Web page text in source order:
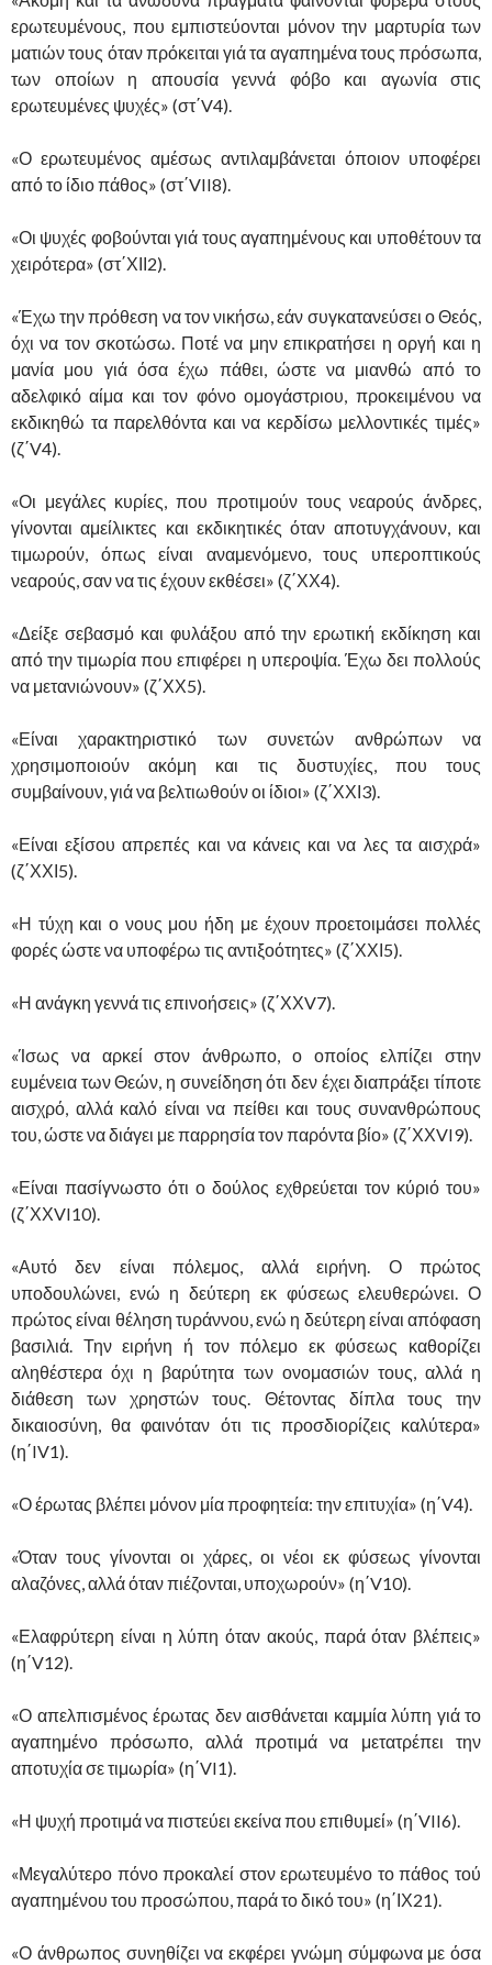
ερωτευμένους, που εμπιστεύονται μόνον την μαρτυρία των
ματιών τους όταν πρόκειται γιά τα αγαπημένα τους πρόσωπα,
των οποίων η απουσία γεννά φόβο και αγωνία στις
ερωτευμένες ψυχές» (στ΄V4).
«Ο ερωτευμένος αμέσως αντιλαμβάνεται όποιον υποφέρει
από το ίδιο πάθος» (στ΄VII8).
«Οι ψυχές φοβούνται γιά τους αγαπημένους και υποθέτουν τα
χειρότερα» (στ΄ΧΙΙ2).
«Έχω την πρόθεση να τον νικήσω, εάν συγκατανεύσει ο Θεός,
όχι να τον σκοτώσω. Ποτέ να μην επικρατήσει η οργή και η
μανία μου γιά όσα έχω πάθει, ώστε να μιανθώ από το
αδελφικό αίμα και τον φόνο ομογάστριου, προκειμένου να
εκδικηθώ τα παρελθόντα και να κερδίσω μελλοντικές τιμές»
(ζ΄V4).
«Οι μεγάλες κυρίες, που προτιμούν τους νεαρούς άνδρες,
γίνονται αμείλικτες και εκδικητικές όταν αποτυγχάνουν, και
τιμωρούν, όπως είναι αναμενόμενο, τους υπεροπτικούς
νεαρούς, σαν να τις έχουν εκθέσει» (ζ΄ΧΧ4).
«Δείξε σεβασμό και φυλάξου από την ερωτική εκδίκηση και
από την τιμωρία που επιφέρει η υπεροψία. Έχω δει πολλούς
να μετανιώνουν» (ζ΄ΧΧ5).
«Είναι χαρακτηριστικό των συνετών ανθρώπων να
χρησιμοποιούν ακόμη και τις δυστυχίες, που τους
συμβαίνουν, γιά να βελτιωθούν οι ίδιοι» (ζ΄ΧΧΙ3).
«Είναι εξίσου απρεπές και να κάνεις και να λες τα αισχρά»
(ζ΄ΧΧΙ5).
«Η τύχη και ο νους μου ήδη με έχουν προετοιμάσει πολλές
φορές ώστε να υποφέρω τις αντιξοότητες» (ζ΄ΧΧΙ5).
«Η ανάγκη γεννά τις επινοήσεις» (ζ΄ΧΧV7).
«Ίσως να αρκεί στον άνθρωπο, ο οποίος ελπίζει στην
ευμένεια των Θεών, η συνείδηση ότι δεν έχει διαπράξει τίποτε
αισχρό, αλλά καλό είναι να πείθει και τους συνανθρώπους
του, ώστε να διάγει με παρρησία τον παρόντα βίο» (ζ΄ΧΧVI9).
«Είναι πασίγνωστο ότι ο δούλος εχθρεύεται τον κύριό του»
(ζ΄ΧΧVI10).
«Αυτό δεν είναι πόλεμος, αλλά ειρήνη. Ο πρώτος
υποδουλώνει, ενώ η δεύτερη εκ φύσεως ελευθερώνει. Ο
πρώτος είναι θέληση τυράννου, ενώ η δεύτερη είναι απόφαση
βασιλιά. Την ειρήνη ή τον πόλεμο εκ φύσεως καθορίζει
αληθέστερα όχι η βαρύτητα των ονομασιών τους, αλλά η
διάθεση των χρηστών τους. Θέτοντας δίπλα τους την
δικαιοσύνη, θα φαινόταν ότι τις προσδιορίζεις καλύτερα»
(η΄IV1).
«Ο έρωτας βλέπει μόνον μία προφητεία: την επιτυχία» (η΄V4).
«Όταν τους γίνονται οι χάρες, οι νέοι εκ φύσεως γίνονται
αλαζόνες, αλλά όταν πιέζονται, υποχωρούν» (η΄V10).
«Ελαφρύτερη είναι η λύπη όταν ακούς, παρά όταν βλέπεις»
(η΄V12).
«Ο απελπισμένος έρωτας δεν αισθάνεται καμμία λύπη γιά το
αγαπημένο πρόσωπο, αλλά προτιμά να μετατρέπει την
αποτυχία σε τιμωρία» (η΄VI1).
«Η ψυχή προτιμά να πιστεύει εκείνα που επιθυμεί» (η΄VII6).
«Μεγαλύτερο πόνο προκαλεί στον ερωτευμένο το πάθος τού
αγαπημένου του προσώπου, παρά το δικό του» (η΄ΙΧ21).
«Ο άνθρωπος συνηθίζει να εκφέρει γνώμη σύμφωνα με όσα